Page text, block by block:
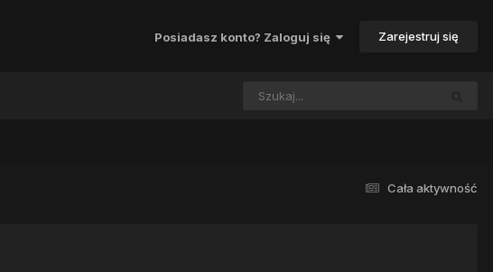
Posiadasz konto? Zaloguj się Zarejestruj się
Cała aktywność